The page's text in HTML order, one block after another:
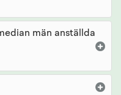
män anställda